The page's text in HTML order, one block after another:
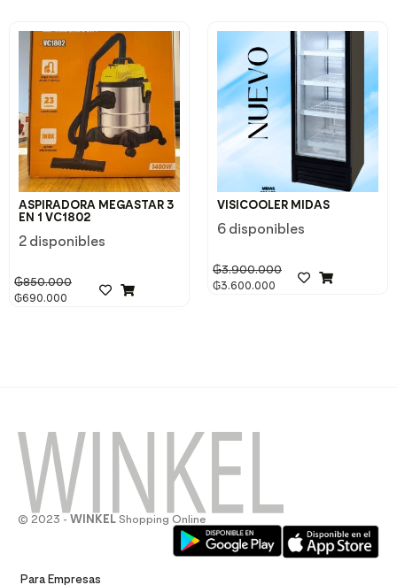
ASPIRADORA MEGASTAR 3
EN 1 VC1802
2 disponibles
₲850.000
₲690.000
VISICOOLER MIDAS
6 disponibles
₲3.900.000
₲3.600.000
© 2023 - WINKEL Shopping Online
Para Empresas